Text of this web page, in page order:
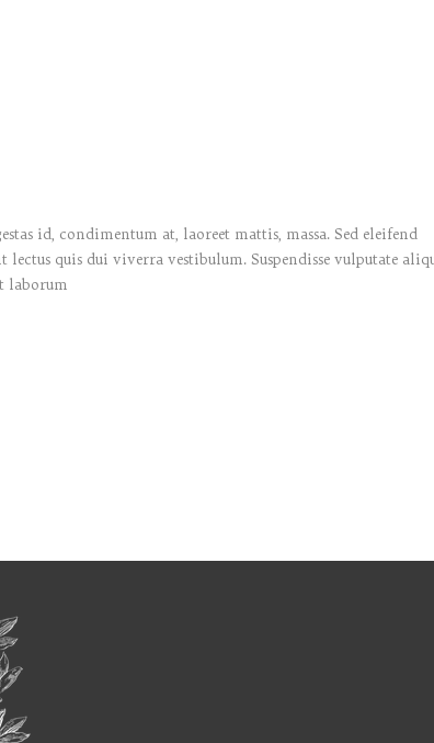
id, condimentum at, laoreet mattis, massa. Sed eleifend
quis dui viverra vestibulum. Suspendisse vulputate
laborum